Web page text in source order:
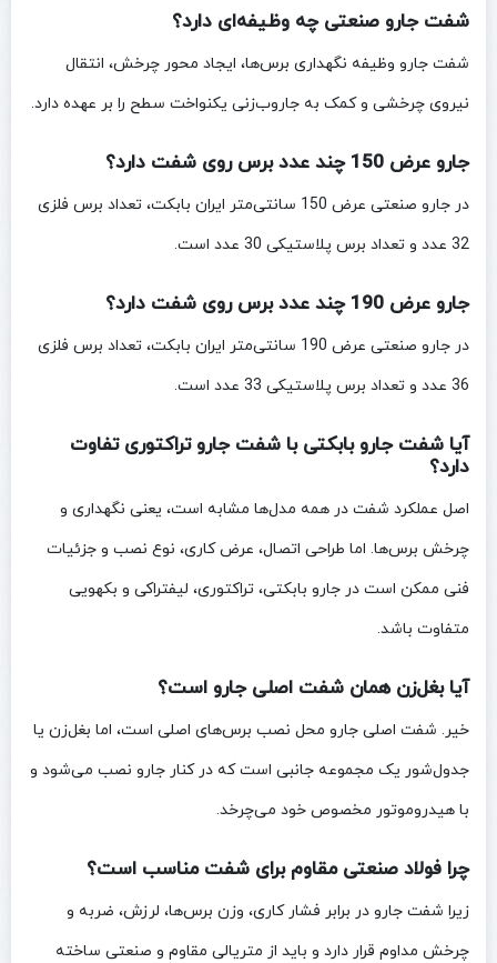
شفت جارو صنعتی چه وظیفه‌ای دارد؟
شفت جارو وظیفه نگهداری برس‌ها، ایجاد محور چرخش، انتقال
نیروی چرخشی و کمک به جاروب‌زنی یکنواخت سطح را بر عهده دارد.
جارو عرض 150 چند عدد برس روی شفت دارد؟
در جارو صنعتی عرض 150 سانتی‌متر ایران بابکت، تعداد برس فلزی
32 عدد و تعداد برس پلاستیکی 30 عدد است.
جارو عرض 190 چند عدد برس روی شفت دارد؟
در جارو صنعتی عرض 190 سانتی‌متر ایران بابکت، تعداد برس فلزی
36 عدد و تعداد برس پلاستیکی 33 عدد است.
آیا شفت جارو بابکتی با شفت جارو تراکتوری تفاوت
دارد؟
اصل عملکرد شفت در همه مدل‌ها مشابه است، یعنی نگهداری و
چرخش برس‌ها. اما طراحی اتصال، عرض کاری، نوع نصب و جزئیات
فنی ممکن است در جارو بابکتی، تراکتوری، لیفتراکی و بکهویی
متفاوت باشد.
آیا بغل‌زن همان شفت اصلی جارو است؟
خیر. شفت اصلی جارو محل نصب برس‌های اصلی است، اما بغل‌زن یا
جدول‌شور یک مجموعه جانبی است که در کنار جارو نصب می‌شود و
با هیدروموتور مخصوص خود می‌چرخد.
چرا فولاد صنعتی مقاوم برای شفت مناسب است؟
زیرا شفت جارو در برابر فشار کاری، وزن برس‌ها، لرزش، ضربه و
چرخش مداوم قرار دارد و باید از متریالی مقاوم و صنعتی ساخته